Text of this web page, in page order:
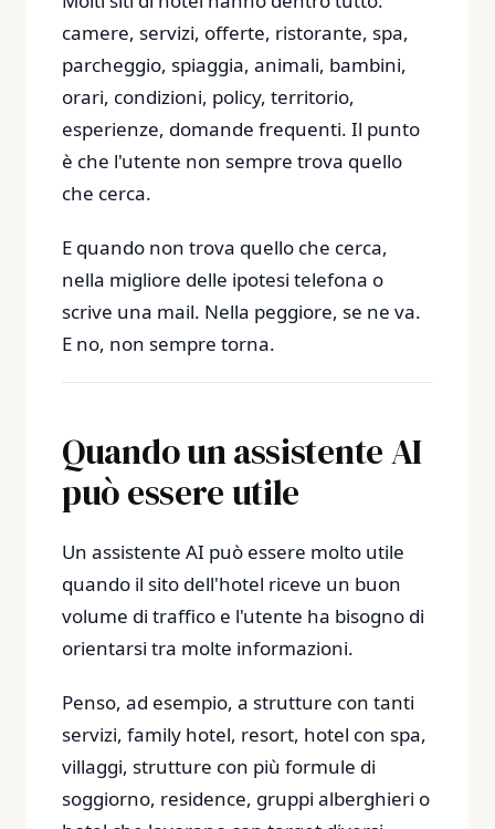
camere, servizi, offerte, ristorante, spa,
parcheggio, spiaggia, animali, bambini,
orari, condizioni, policy, territorio,
esperienze, domande frequenti. Il punto
è che l'utente non sempre trova quello
che cerca.
E quando non trova quello che cerca,
nella migliore delle ipotesi telefona o
scrive una mail. Nella peggiore, se ne va.
E no, non sempre torna.
Quando un assistente AI
può essere utile
Un assistente AI può essere molto utile
quando il sito dell'hotel riceve un buon
volume di traffico e l'utente ha bisogno di
orientarsi tra molte informazioni.
Penso, ad esempio, a strutture con tanti
servizi, family hotel, resort, hotel con spa,
villaggi, strutture con più formule di
soggiorno, residence, gruppi alberghieri o